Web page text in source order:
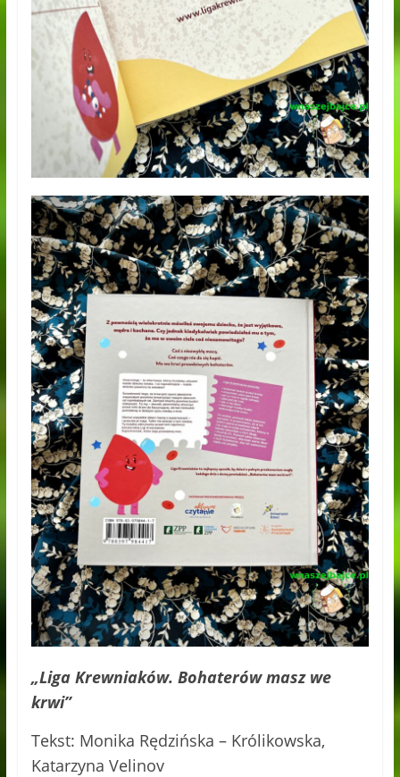
„Liga Krewniaków. Bohaterów masz we
krwi”
Tekst: Monika Rędzińska – Królikowska,
Katarzyna Velinov